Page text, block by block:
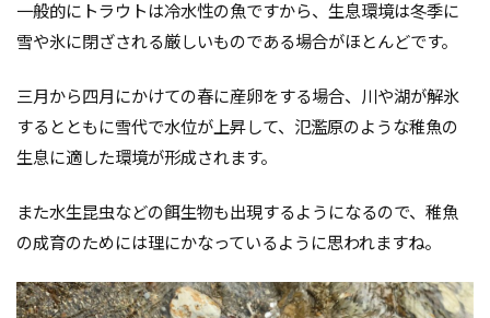
一般的にトラウトは冷水性の魚ですから、生息環境は冬季に
雪や氷に閉ざされる厳しいものである場合がほとんどです。
三月から四月にかけての春に産卵をする場合、川や湖が解氷
するとともに雪代で水位が上昇して、氾濫原のような稚魚の
生息に適した環境が形成されます。
また水生昆虫などの餌生物も出現するようになるので、稚魚
の成育のためには理にかなっているように思われますね。